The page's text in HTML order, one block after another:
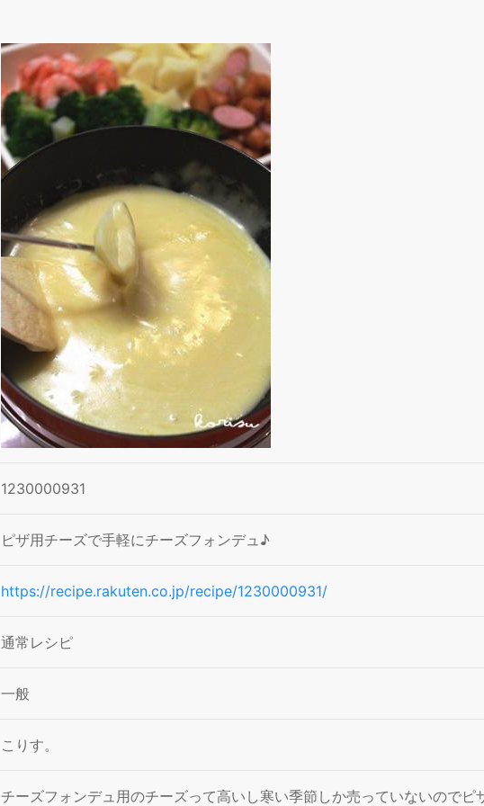
1230000931
ピザ用チーズで手軽にチーズフォンデュ♪
https://recipe.rakuten.co.jp/recipe/1230000931/
通常レシピ
一般
こりす。
チーズフォンデュ用のチーズって高いし寒い季節しか売っていないのでピ